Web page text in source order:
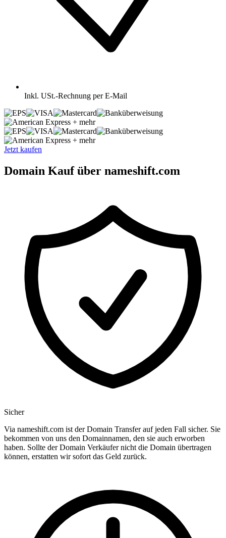
Inkl. USt.-Rechnung per E-Mail
+ mehr
+ mehr
Jetzt kaufen
Domain Kauf über nameshift.com
Sicher
Via nameshift.com ist der Domain Transfer auf jeden Fall sicher. Sie
bekommen von uns den Domainnamen, den sie auch erworben
haben. Sollte der Domain Verkäufer nicht die Domain übertragen
können, erstatten wir sofort das Geld zurück.